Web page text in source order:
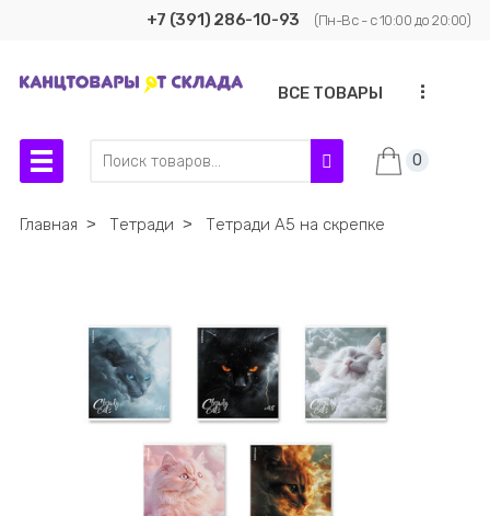
+7 (391) 286-10-93 (Пн-Вс - с 10:00 до 20:00)
ВСЕ ТОВАРЫ ...
0
Главная ˃ Тетради ˃ Тетради А5 на скрепке